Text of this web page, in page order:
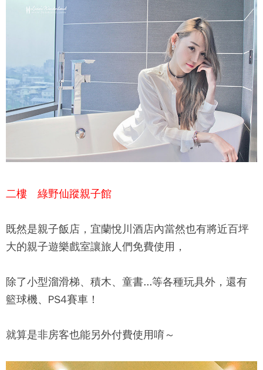
二樓 綠野仙蹤親子館
既然是親子飯店， 宜蘭悅川酒店內當然也有將近百坪
大的親子遊樂戲室讓旅人們免費使用，
除了小型溜滑梯、積木、童書...等各種玩具外，還有
籃球機、PS4賽車！
就算是非房客也能另外付費使用唷～